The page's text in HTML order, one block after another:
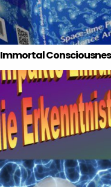
Immortal